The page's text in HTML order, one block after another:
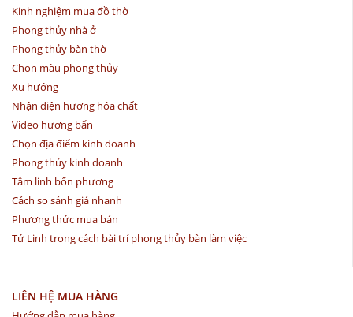
Kinh nghiệm mua đồ thờ
Phong thủy nhà ở
Phong thủy bàn thờ
Chọn màu phong thủy
Xu hướng
Nhận diện hương hóa chất
Video hương bẩn
Chọn địa điểm kinh doanh
Phong thủy kinh doanh
Tâm linh bốn phương
Cách so sánh giá nhanh
Phương thức mua bán
Tứ Linh trong cách bài trí phong thủy bàn làm việc
LIÊN HỆ MUA HÀNG